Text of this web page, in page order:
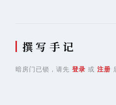
撰 写 手 记
暗房门已锁，请先 登录 或 注册